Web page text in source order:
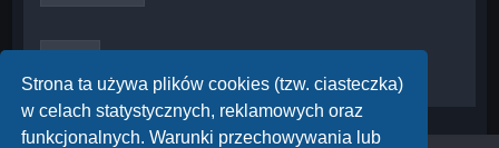
Strona ta używa plików cookies (tzw. ciasteczka)
w celach statystycznych, reklamowych oraz
funkcjonalnych. Warunki przechowywania lub